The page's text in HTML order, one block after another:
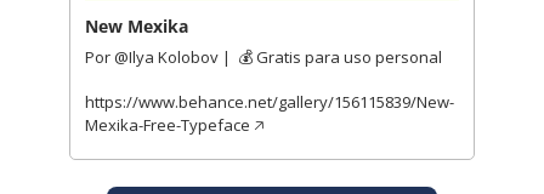
New Mexika
Por @Ilya Kolobov |  💰 Gratis para uso personal
https://www.behance.net/gallery/156115839/New-
Mexika-Free-Typeface 🡥